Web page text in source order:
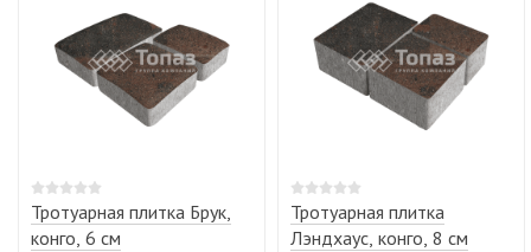
Тротуарная плитка Брук,
конго, 6 см
Тротуарная плитка
Лэндхаус, конго, 8 см